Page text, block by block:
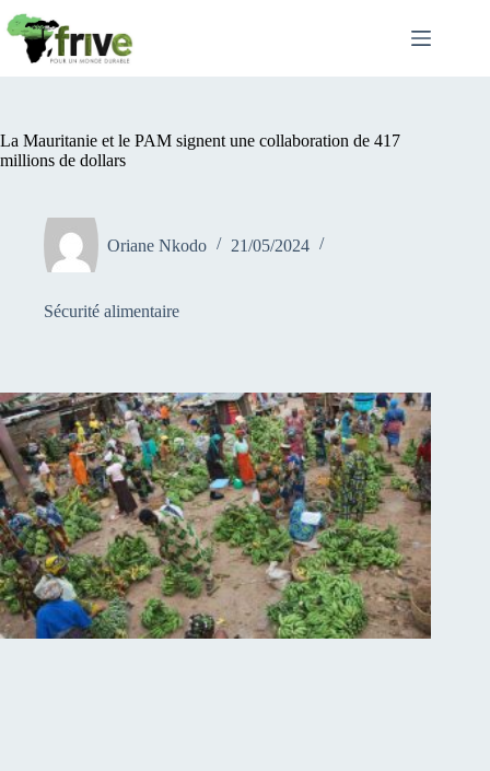
au
contenu
La Mauritanie et le PAM signent une collaboration de 417
millions de dollars
Oriane Nkodo 21/05/2024
Sécurité alimentaire